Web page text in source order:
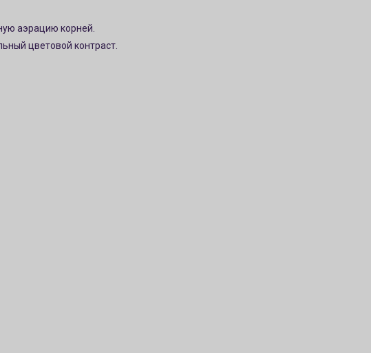
аэрацию корней.
цветовой контраст.